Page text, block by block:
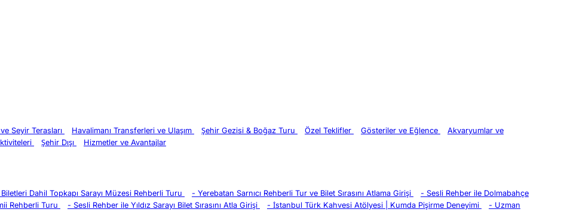
Seyir Terasları Havalimanı Transferleri ve Ulaşım Şehir Gezisi & Boğaz Turu Özel Teklifler Gösteriler ve Eğlence
Akvaryumlar ve
Şehir Dışı Hizmetler ve Avantajlar
Dahil Topkapı Sarayı Müzesi Rehberli Turu - Yerebatan Sarnıcı Rehberli Tur ve Bilet Sırasını Atlama Girişi - Sesli Rehber ile Dolmabahçe
Rehberli Turu - Sesli Rehber ile Yıldız Sarayı Bilet Sırasını Atla Girişi - İstanbul Türk Kahvesi Atölyesi | Kumda Pişirme Deneyimi - Uzman